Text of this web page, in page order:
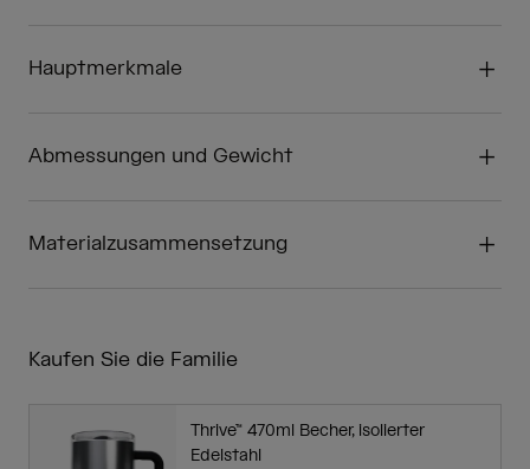
Hauptmerkmale
Abmessungen und Gewicht
Materialzusammensetzung
Kaufen Sie die Familie
Thrive™ 470ml Becher, isolierter
Edelstahl